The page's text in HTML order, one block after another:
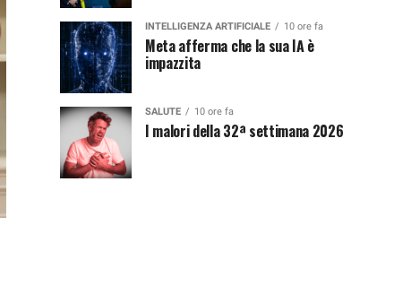
INTELLIGENZA ARTIFICIALE 10 ore fa
Meta afferma che la sua IA è
impazzita
SALUTE 10 ore fa
I malori della 32ª settimana 2026